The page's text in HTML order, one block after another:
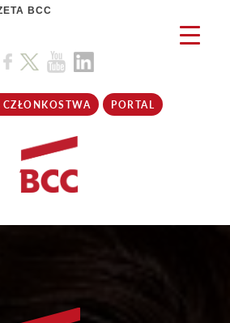
BCC
CZŁONKOSTWA PORTAL